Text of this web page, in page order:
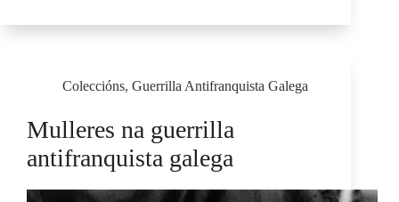
Coleccións, Guerrilla Antifranquista Galega
Mulleres na guerrilla
antifranquista galega